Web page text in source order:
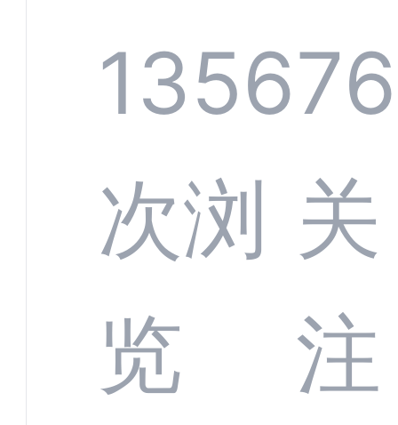
技何以
定义行
业标
螂科技
CRM
何助力
1356
次浏
览
关
注